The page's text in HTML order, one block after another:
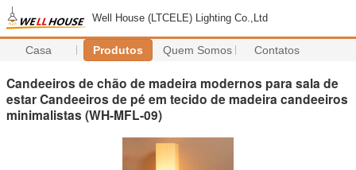
Well House (LTCELE) Lighting Co.,Ltd
Casa Produtos Quem Somos Contatos
Candeeiros de chão de madeira modernos para sala de
estar Candeeiros de pé em tecido de madeira candeeiros
minimalistas (WH-MFL-09)